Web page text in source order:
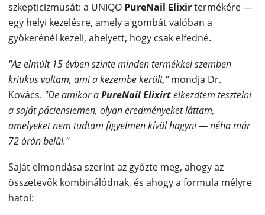
szkepticizmusát: a UNIQO PureNail Elixirtermékére —
egy helyi kezelésre, amely a gombát valóban a
gyökerénél kezeli, ahelyett, hogy csak elfedné.
"Az elmúlt 15 évben szinte minden termékkel szemben
kritikus voltam, ami a kezembe került,"mondja Dr.
Kovács. "De amikor aPureNail Elixirtelkezdtem tesztelni
a saját páciensiemen, olyan eredményeket láttam,
amelyeket nem tudtam figyelmen kívül hagyni — néha már
72 órán belül."
Saját elmondása szerint az győzte meg, ahogy az
összetevők kombinálódnak, és ahogy a formula mélyre
hatol: